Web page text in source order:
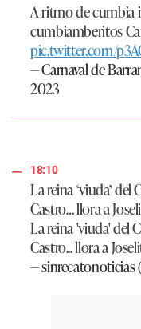
A ritmo de cumbia
cumbiamberitos
pic.twitter.com/
— Carnaval de
2023
18:10
La reina ‘viuda’
Castro… llora a
La reina 'viuda' del
Castro... llora a
— sinrecatonoticias